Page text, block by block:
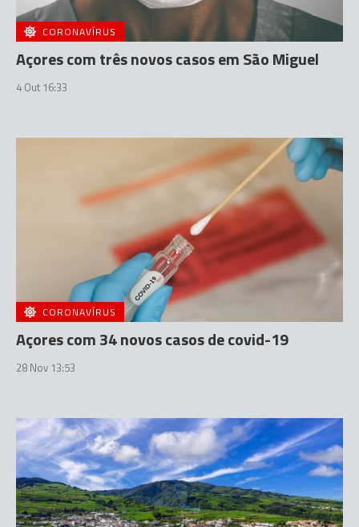
CORONAVÍRUS
Açores com três novos casos em São Miguel
4 Out 16:33
CORONAVÍRUS
Açores com 34 novos casos de covid-19
28 Nov 13:53